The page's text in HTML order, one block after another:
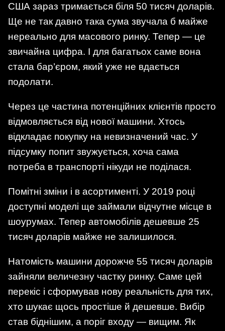
США зараз тримається біля 50 тисяч доларів.
Ще не так давно така сума звучала б майже
нереально для масового ринку. Тепер — це
звичайна цифра. І для багатьох саме вона
стала бар’єром, який уже не вдається
подолати.
Через це частина потенційних клієнтів просто
відмовляється від нової машини. Хтось
відкладає покупку на невизначений час. У
підсумку попит звужується, хоча сама
потреба в транспорті нікуди не поділася.
Помітні зміни і в асортименті. У 2019 році
доступні моделі ще займали відчутне місце в
шоурумах. Тепер автомобілів дешевше 25
тисяч доларів майже не залишилося.
Натомість машини дорожче 55 тисяч доларів
зайняли величезну частку ринку. Саме цей
перекіс і сформував нову реальність для тих,
хто шукає щось простіше й дешевше. Вибір
став біднішим, а поріг входу — вищим. Як